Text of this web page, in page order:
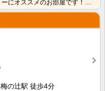
の辻駅 徒歩4分